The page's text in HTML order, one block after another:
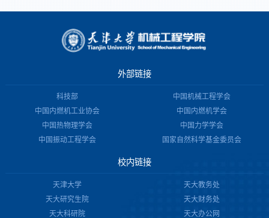
外部链接
科技部
中国机械工程学会
中国内燃机工业协会
中国内燃机学会
中国热物理学会
中国力学学会
中国振动工程学会
国家自然科学基金委员会
校内链接
天津大学
天大教务处
天大研究生院
天大财务处
天大科研院
天大办公网